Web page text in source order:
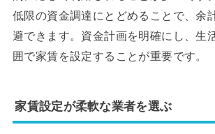
低限の資金調達にとどめることで、余
避できます。資金計画を明確にし、生
囲で家賃を設定することが重要です。
家賃設定が柔軟な業者を選ぶ